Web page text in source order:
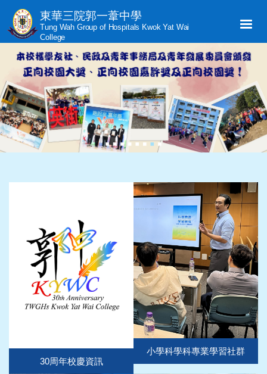
東華三院郭一葦中學
Tung Wah Group of Hospitals Kwok Yat Wai
College
30周年校慶資訊
小學科學科專業學習社群